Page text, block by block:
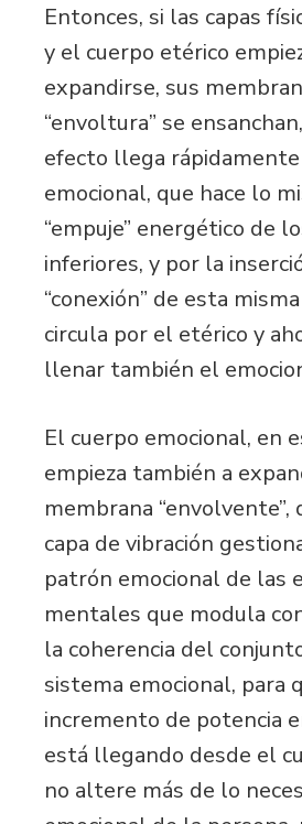
Entonces, si las capas
y el cuerpo etérico
expandirse, sus
“envoltura” se
efecto llega
emocional, que hace lo
“empuje” energético de
inferiores, y por la
“conexión” de esta
circula por el etérico y
llenar también el
El cuerpo emocional, en
empieza también a
membrana “envolvente”,
capa de vibración
patrón emocional de las
mentales que modula
la coherencia del
sistema emocional, para
incremento de potencia
está llegando desde el
no altere más de lo